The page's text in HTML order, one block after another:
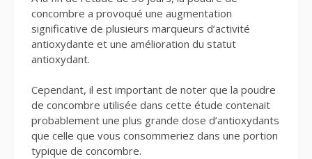
concombre a provoqué une augmentation
significative de plusieurs marqueurs d’activité
antioxydante et une amélioration du statut
antioxydant.
Cependant, il est important de noter que la poudre
de concombre utilisée dans cette étude contenait
probablement une plus grande dose d’antioxydants
que celle que vous consommeriez dans une portion
typique de concombre.